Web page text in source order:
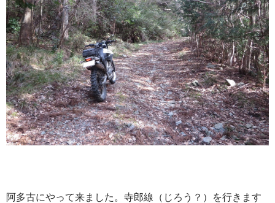
阿多古にやって来ました。寺郎線（じろう？）を行きます